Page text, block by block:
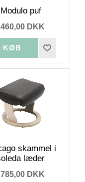
Modulo puf
DKK
skammel i
læder
DKK